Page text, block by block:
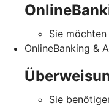
Sie
OnlineBanking &
Sie